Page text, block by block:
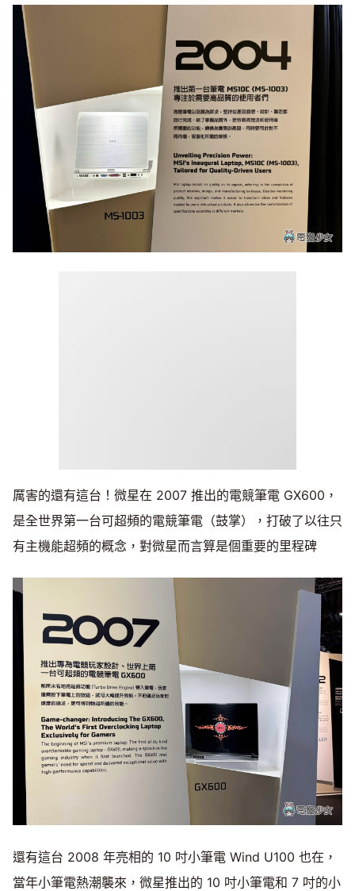
厲害的還有這台！微星在 2007 推出的電競筆電 GX600，
是全世界第一台可超頻的電競筆電（鼓掌），打破了以往只
有主機能超頻的概念，對微星而言算是個重要的里程碑
還有這台 2008 年亮相的 10 吋小筆電 Wind U100 也在，
當年小筆電熱潮襲來，微星推出的 10 吋小筆電和 7 吋的小